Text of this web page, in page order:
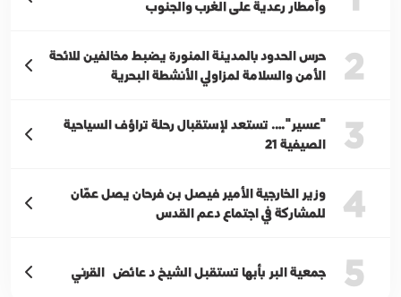
وأمطار رعدية على الغرب والجنوب
2
حرس الحدود بالمدينة المنورة يضبط مخالفين للائحة
الأمن والسلامة لمزاولي الأنشطة البحرية
3
"عسير"…. تستعد لإستقبال رحلة تراؤف السياحية
الصيفية 21
4
وزير الخارجية الأمير فيصل بن فرحان يصل عمّان
للمشاركة في اجتماع دعم القدس
5 جمعية البر بأبها تستقبل الشيخ د عائض القرني